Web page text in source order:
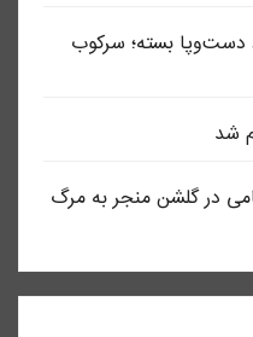
بسته؛ سرکوب
شد
در گلشن منجر به مرگ